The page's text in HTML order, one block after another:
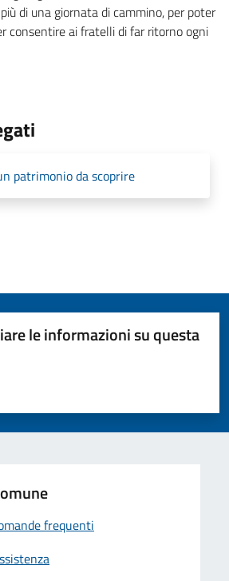
di una giornata di cammino, per poter
consentire ai fratelli di far ritorno ogni
patrimonio da scoprire
le informazioni su questa
5 stelle su 5
su 5
su 5
5
frequenti